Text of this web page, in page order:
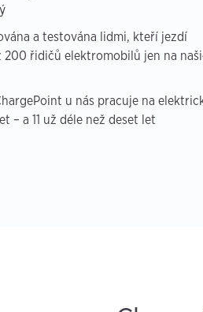
a testována lidmi, kteří jezdí
řidičů elektromobilů jen na
u nás pracuje na
– a 11 už déle než deset let